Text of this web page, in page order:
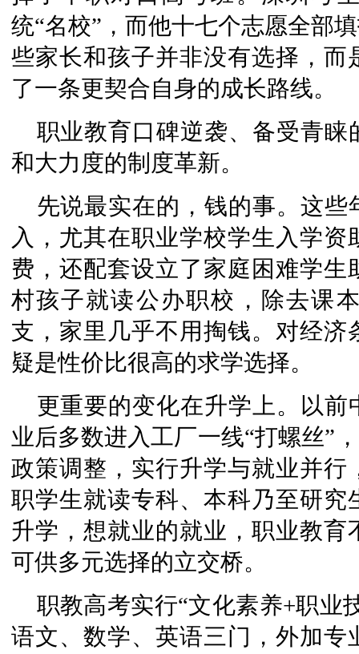
统“名校”，而他十七个志愿全部
些家长和孩子并非没有选择，
了一条更契合自身的成长路线。
职业教育口碑逆袭、 备受青睐
和大力度的制度革新。
先说最实在的，钱的事。这
入，尤其在职业学校学生入学
费，还配套设立了家庭困难学
村孩子就读公办职校，除去课
支，家里几乎不用掏钱。对经济
疑是性价比很高的求学选择。
更重要的变化在升学上。以
业后多数进入工厂一线“打螺丝”
政策调整，实行升学与就业并
职学生就读专科、本科乃至研
升学，想就业的就业，职业教
可供多元选择的立交桥。
职教高考实行“文化素养+职业
语文、数学、英语三门，外加